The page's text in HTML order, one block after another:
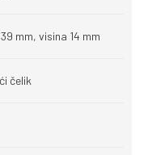
mm, visina 14 mm
čelik